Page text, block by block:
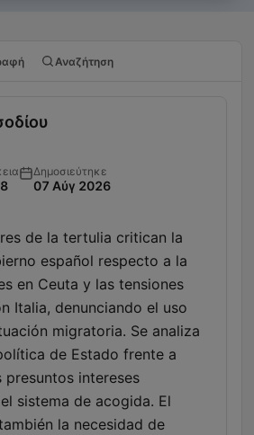
Αναζήτηση
Δημοσιεύτηκε
07 Αύγ 2026
de la tertulia critican la
español respecto a la
en Ceuta y las tensiones
Italia, denunciando el uso
migratoria. Se analiza
de Estado frente a
presuntos intereses
sistema de acogida. El
la necesidad de